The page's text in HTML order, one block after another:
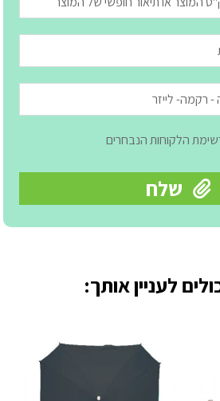
לעניין אותך: